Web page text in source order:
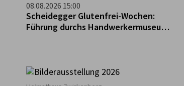
08.08.2026 15:00
Scheidegger Glutenfrei-Wochen:
Führung durchs Handwerkermuseum